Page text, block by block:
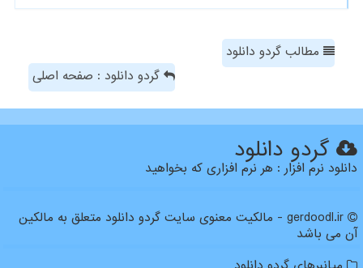
مطالب گردو دانلود
گردو دانلود : صفحه اصلی
گردو دانلود
دانلود نرم افزار : هر نرم افزاری که بخواهید
gerdoodl.ir - مالکیت معنوی سایت گردو دانلود متعلق به مالکین
آن می باشد